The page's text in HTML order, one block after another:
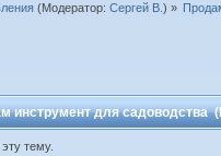
(Модератор: Сергей В.) »
инструмент для садоводства
тему.